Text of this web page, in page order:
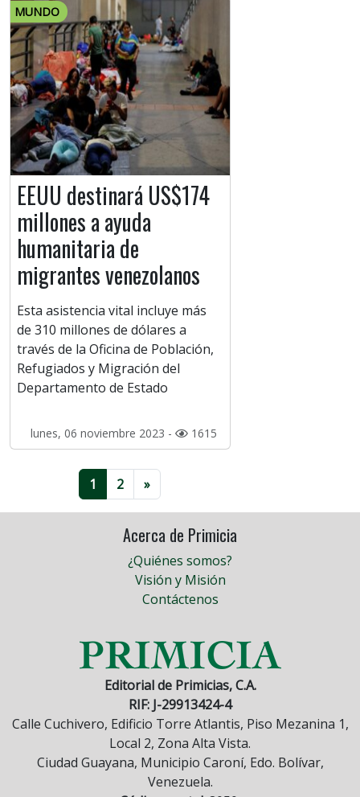
MUNDO
EEUU destinará US$174
millones a ayuda
humanitaria de
migrantes venezolanos
Esta asistencia vital incluye más
de 310 millones de dólares a
través de la Oficina de Población,
Refugiados y Migración del
Departamento de Estado
lunes, 06 noviembre 2023 - 1615
1 2 »
Acerca de Primicia
¿Quiénes somos?
Visión y Misión
Contáctenos
Editorial de Primicias, C.A.
RIF: J-29913424-4
Calle Cuchivero, Edificio Torre Atlantis, Piso Mezanina 1,
Local 2, Zona Alta Vista.
Ciudad Guayana, Municipio Caroní, Edo. Bolívar,
Venezuela.